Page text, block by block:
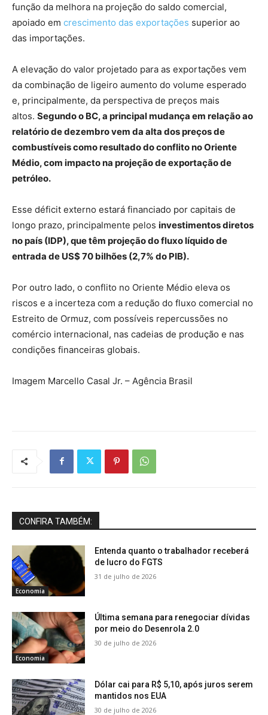
função da melhora na projeção do saldo comercial,
apoiado em crescimento das exportações superior ao
das importações.
A elevação do valor projetado para as exportações vem
da combinação de ligeiro aumento do volume esperado
e, principalmente, da perspectiva de preços mais
altos. Segundo o BC, a principal mudança em relação ao
relatório de dezembro vem da alta dos preços de
combustíveis como resultado do conflito no Oriente
Médio, com impacto na projeção de exportação de
petróleo.
Esse déficit externo estará financiado por capitais de
longo prazo, principalmente pelos investimentos diretos
no país (IDP), que têm projeção do fluxo líquido de
entrada de US$ 70 bilhões (2,7% do PIB).
Por outro lado, o conflito no Oriente Médio eleva os
riscos e a incerteza com a redução do fluxo comercial no
Estreito de Ormuz, com possíveis repercussões no
comércio internacional, nas cadeias de produção e nas
condições financeiras globais.
Imagem Marcello Casal Jr. – Agência Brasil
CONFIRA TAMBÉM:
Economia
Entenda quanto o trabalhador receberá
de lucro do FGTS
31 de julho de 2026
Economia
Última semana para renegociar dívidas
por meio do Desenrola 2.0
30 de julho de 2026
Dólar cai para R$ 5,10, após juros serem
mantidos nos EUA
30 de julho de 2026